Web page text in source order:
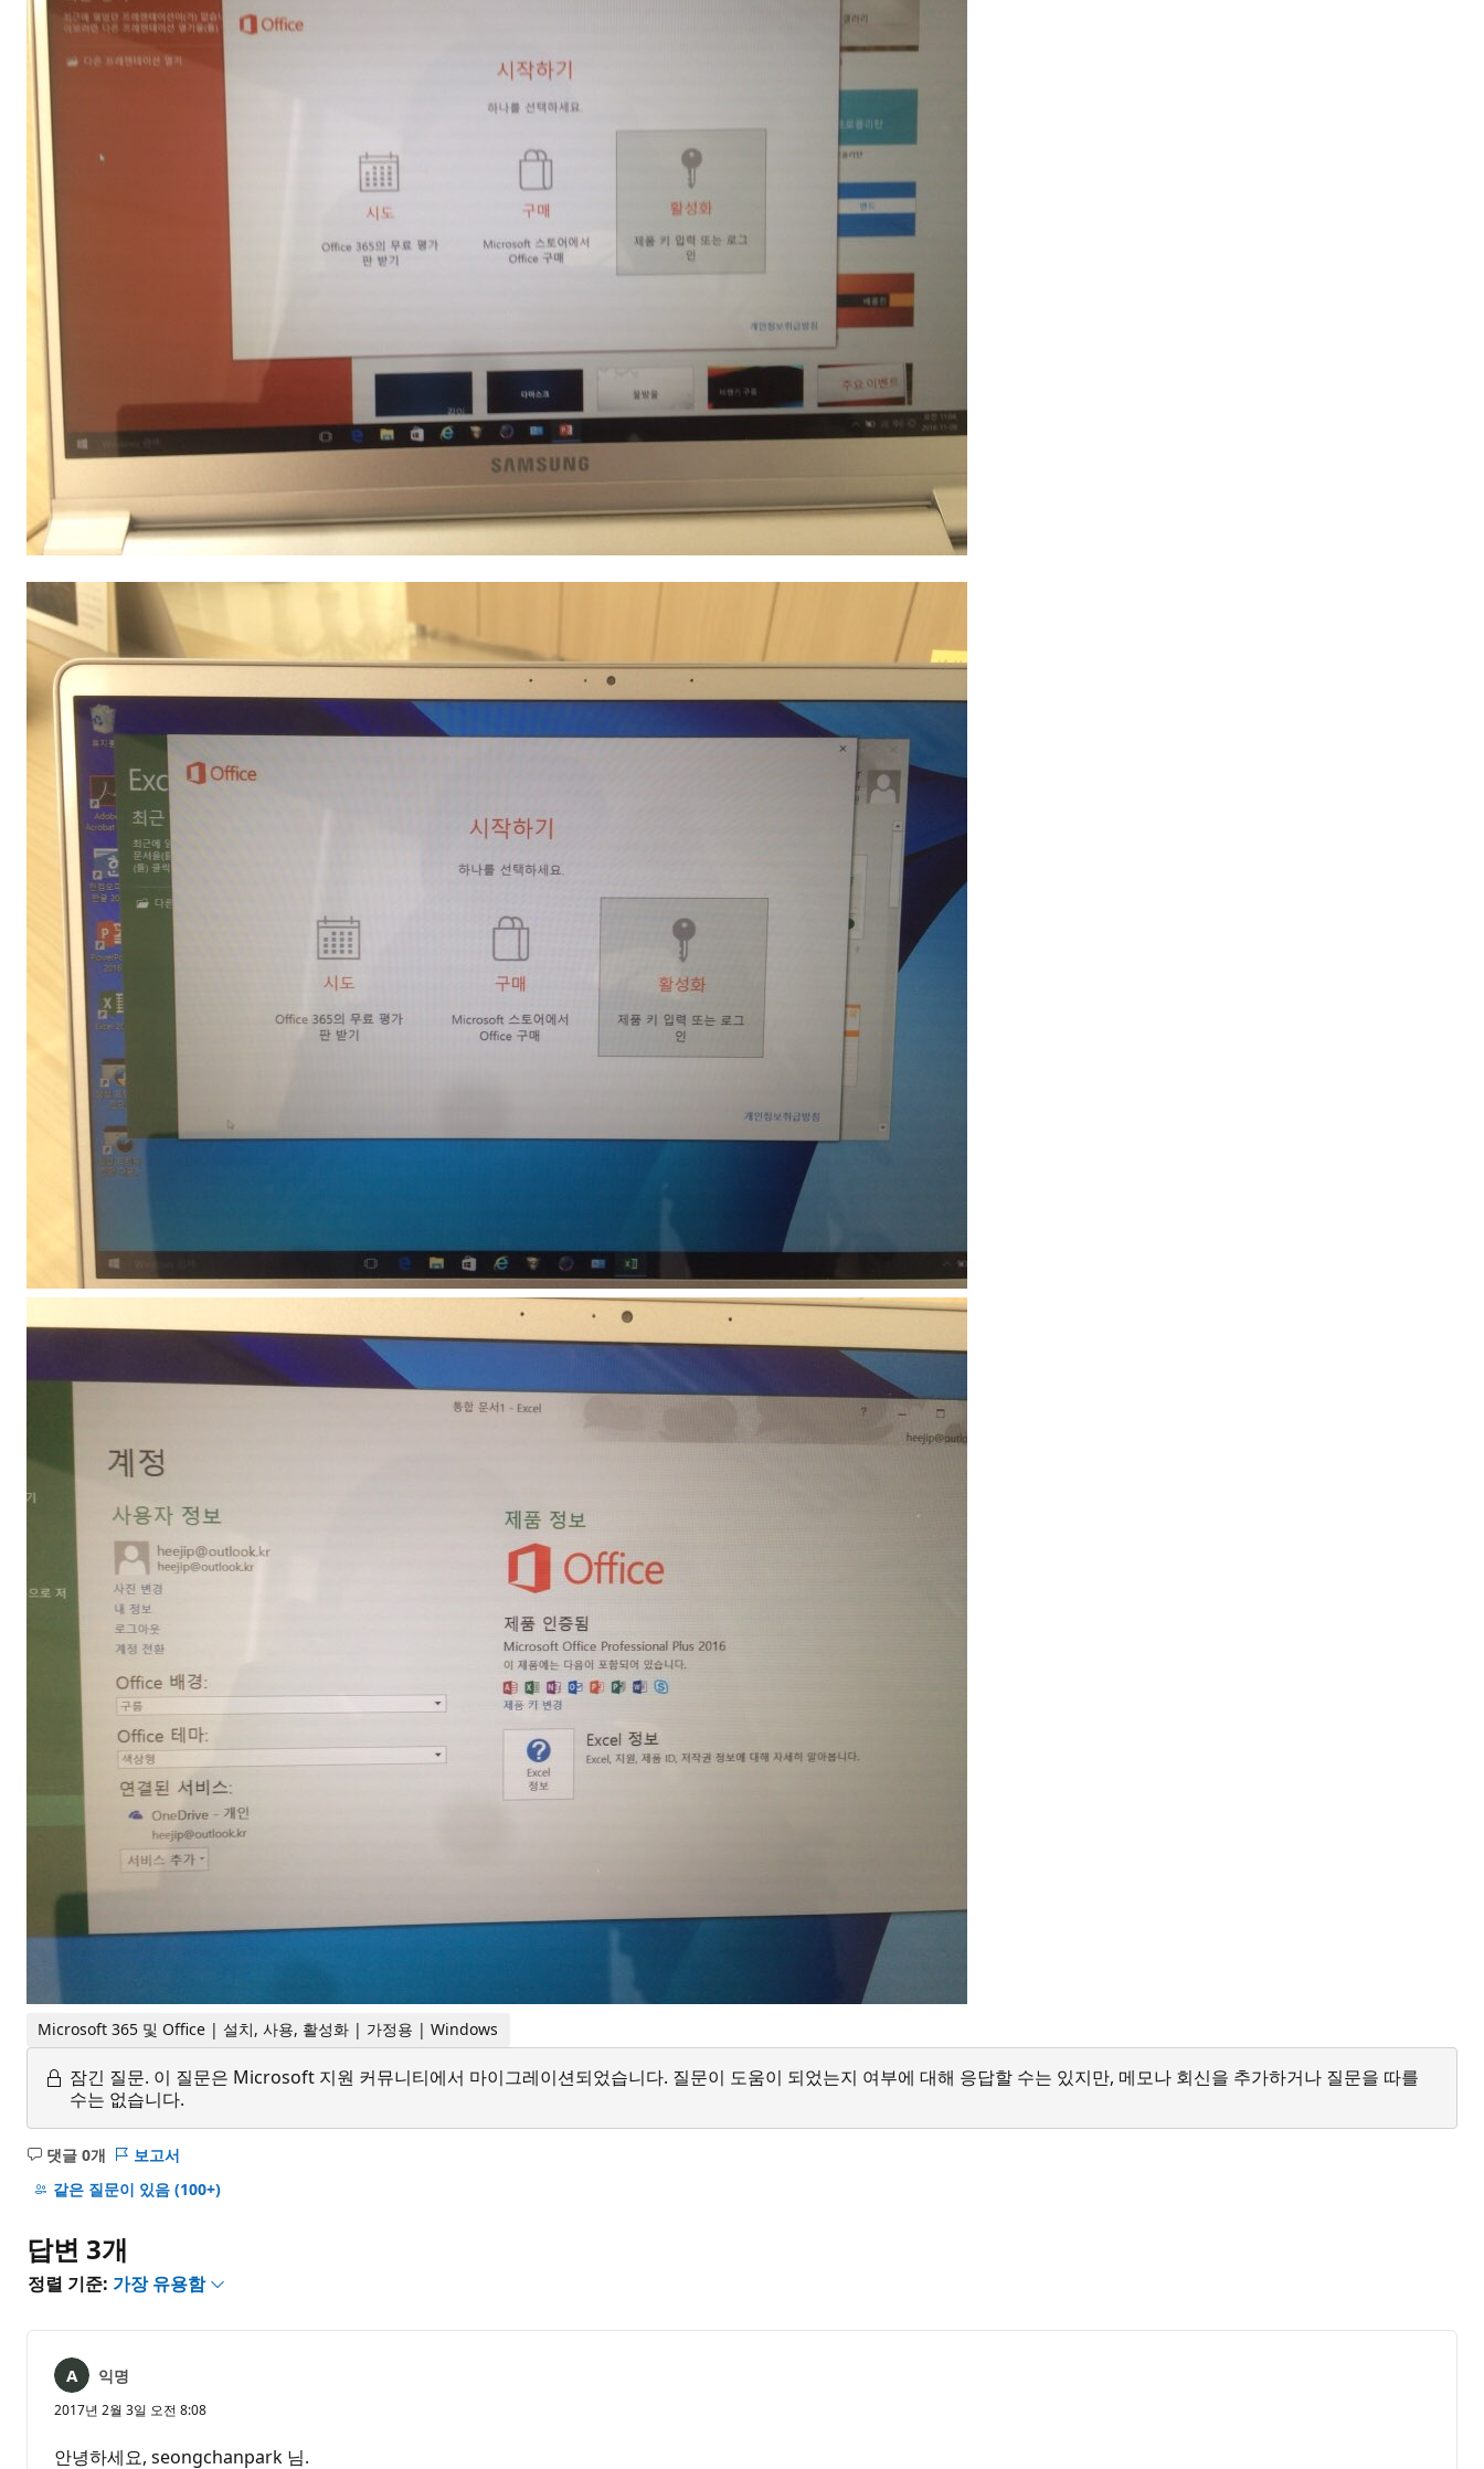
Microsoft 365 및 Office | 설치, 사용, 활성화 | 가정용 | Windows
잠긴 질문. 이 질문은 Microsoft 지원 커뮤니티에서 마이그레이션되었습니다. 질문이 도움이 되었는지 여부에 대해 응답할 수는 있지만, 메모나 회신을 추가하거나 질문을 따를
수는 없습니다.
댓글 0개
설
명
음
보고서
같은 질문이 있음 (100+)
답변 3개
정렬 기준: 가장 유용함
익명
2017년 2월 3일 오전 8:08
안녕하세요, seongchanpark 님.